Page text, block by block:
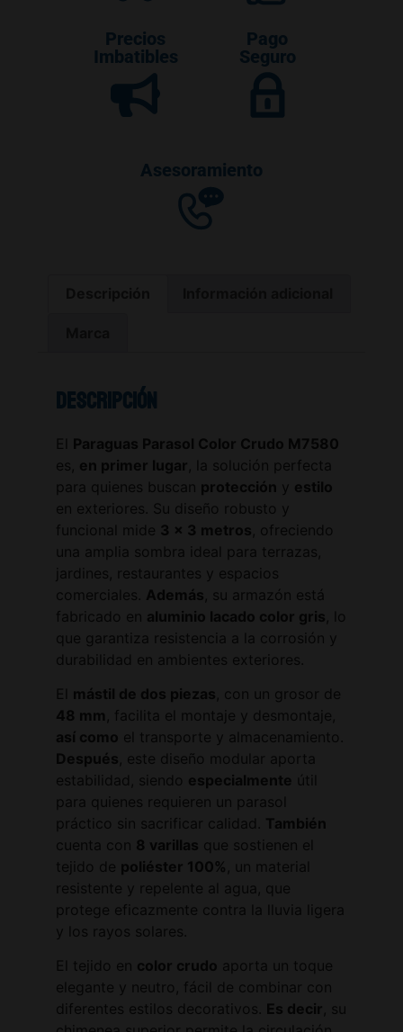
Precios
Imbatibles
Pago
Seguro
Asesoramiento
Descripción
Paraguas Parasol Color Crudo M7580
es, en primer lugar , la solución perfecta
para quienes buscan protección y estilo
en exteriores. Su diseño robusto y
funcional mide 3 x 3 metros , ofreciendo
una amplia sombra ideal para terrazas,
jardines, restaurantes y espacios
comerciales. Además , su armazón está
fabricado en aluminio lacado color gris , lo
que garantiza resistencia a la corrosión y
durabilidad en ambientes exteriores.
El mástil de dos piezas, con un grosor de
48 mm , facilita el montaje y desmontaje,
así como el transporte y almacenamiento.
Después, este diseño modular aporta
estabilidad, siendo especialmente útil
para quienes requieren un parasol
práctico sin sacrificar calidad. También
cuenta con 8 varillas que sostienen el
tejido de poliéster 100% , un material
resistente y repelente al agua, que
protege eficazmente contra la lluvia ligera
y los rayos solares.
El tejido en color crudo aporta un toque
elegante y neutro, fácil de combinar con
diferentes estilos decorativos. Es decir, su